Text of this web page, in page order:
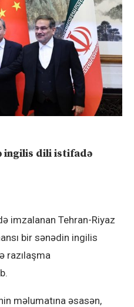
dili istifadə
imzalanan Tehran-Riyaz
bir sənədin ingilis
razılaşma
məlumatına əsasən,